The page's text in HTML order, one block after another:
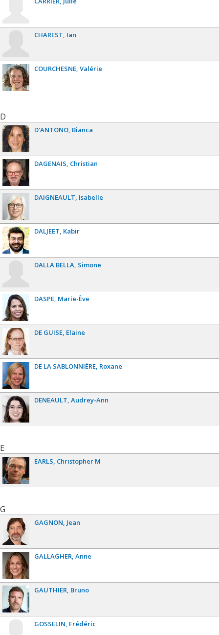
CHAREST Ian
COURCHESNE Valérie
D
D'ANTONO Bianca
DAGENAIS Christian
DAIGNEAULT Isabelle
DALJEET Kabir
DALLA BELLA Simone
DASPE Marie-Ève
DE GUISE Elaine
DE LA SABLONNIÈRE Roxane
DENEAULT Audrey-Ann
E
EARLS Christopher M
G
GAGNON Jean
GALLAGHER Anne
GAUTHIER Bruno
GOSSELIN Frédéric